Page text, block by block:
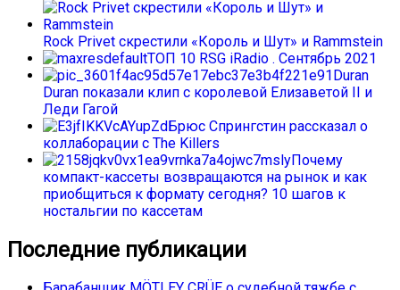
Rock Privet скрестили «Король и Шут» и Rammstein
ТОП 10 RSG iRadio . Сентябрь 2021
Duran
Duran показали клип с королевой Елизаветой II и
Леди Гагой
Брюс Спрингстин рассказал о
коллаборации с The Killers
Почему
компакт-кассеты возвращаются на рынок и как
приобщиться к формату сегодня? 10 шагов к
ностальгии по кассетам
Последние публикации